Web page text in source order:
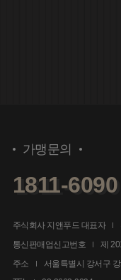
가맹문의
1811-6090
주식회사 지앤푸드 대표자
통신판매업신고번호
제
주소
서울특별시 강서구